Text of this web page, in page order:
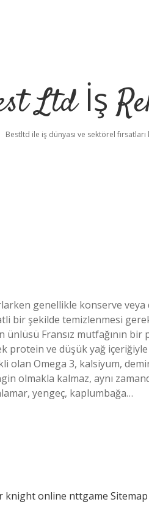
Ltd İş
Bestltd ile iş dünyası ve sektörel fırsatları
genellikle konserve
bir şekilde temizlenmesi
Fransız mutfağının bir
protein ve düşük yağ
olan Omega 3, kalsiyum,
olmakla kalmaz, aynı
yengeç, kaplumbağa…
knight online nttgame Sitemap